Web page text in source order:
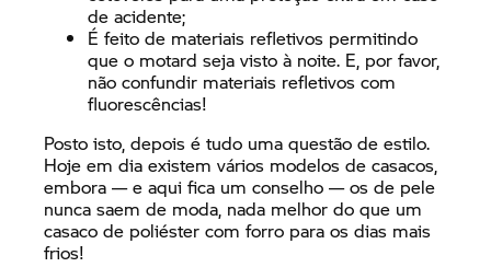
de acidente;
É feito de materiais refletivos permitindo
que o motard seja visto à noite. E, por favor,
não confundir materiais refletivos com
fluorescências!
Posto isto, depois é tudo uma questão de estilo.
Hoje em dia existem vários modelos de casacos,
embora — e aqui fica um conselho — os de pele
nunca saem de moda, nada melhor do que um
casaco de poliéster com forro para os dias mais
frios!